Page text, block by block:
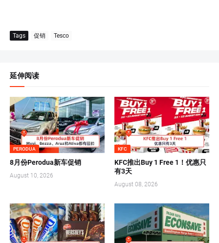
Tags 促销 Tesco
延伸阅读
PERODUA
8月份Perodua新车促销
August 10, 2026
KFC
KFC推出Buy 1 Free 1！优惠只
有3天
August 08, 2026